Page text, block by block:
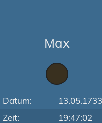
Max
Datum:
13.05.1733
Zeit:
19:47:02